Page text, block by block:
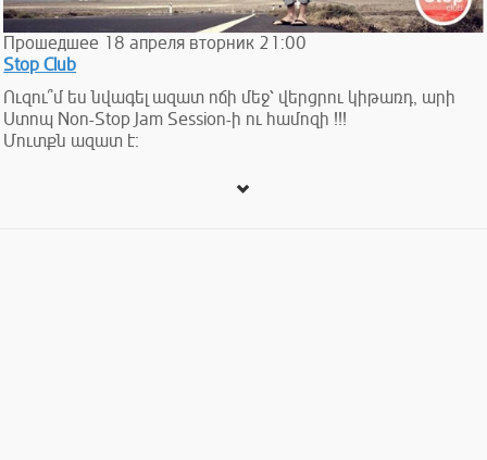
Прошедшее 18 апреля вторник 21:00
Stop Club
Ուզու՞մ ես նվագել ազատ ոճի մեջ՝ վերցրու կիթառդ, արի
Ստոպ Non-Stop Jam Session-ի ու համոզի !!!
Մուտքն ազատ է։